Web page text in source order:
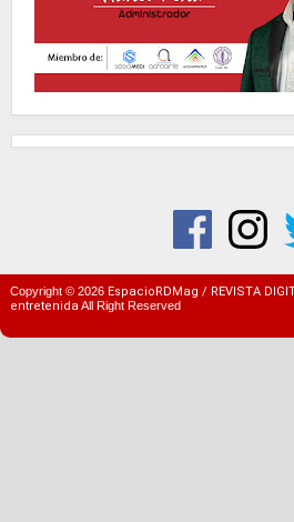
Copyright © 2026 EspacioRDMag / REVISTA
entretenidaAll Right Reserved